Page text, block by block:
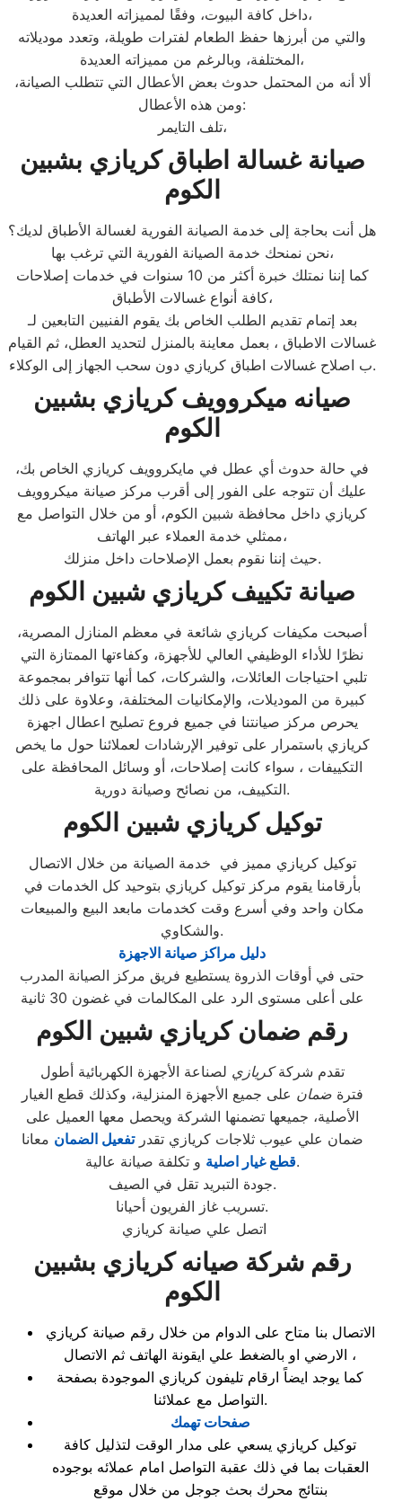
داخل كافة البيوت، وفقًا لمميزاته العديدة،
والتي من أبرزها حفظ الطعام لفترات طويلة، وتعدد موديلاته
المختلفة، وبالرغم من مميزاته العديدة،
ألا أنه من المحتمل حدوث بعض الأعطال التي تتطلب الصيانة،
ومن هذه الأعطال:
تلف التايمر،
صيانة غسالة اطباق كريازي بشبين
الكوم
هل أنت بحاجة إلى خدمة الصيانة الفورية لغسالة الأطباق لديك؟
نحن نمنحك خدمة الصيانة الفورية التي ترغب بها،
كما إننا نمتلك خبرة أكثر من 10 سنوات في خدمات إصلاحات
كافة أنواع غسالات الأطباق،
بعد إتمام تقديم الطلب الخاص بك يقوم الفنيين التابعين لـ
غسالات الاطباق ، بعمل معاينة بالمنزل لتحديد العطل، ثم القيام
ب اصلاح غسالات اطباق كريازي دون سحب الجهاز إلى الوكلاء.
صيانه ميكروويف كريازي بشبين
الكوم
في حالة حدوث أي عطل في مايكروويف كريازي الخاص بك،
عليك أن تتوجه على الفور إلى أقرب مركز صيانة ميكروويف
كريازي داخل محافظة شبين الكوم، أو من خلال التواصل مع
ممثلي خدمة العملاء عبر الهاتف،
حيث إننا نقوم بعمل الإصلاحات داخل منزلك.
صيانة تكييف كريازي شبين الكوم
أصبحت مكيفات كريازي شائعة في معظم المنازل المصرية،
نظرًا للأداء الوظيفي العالي للأجهزة، وكفاءتها الممتازة التي
تلبي احتياجات العائلات، والشركات، كما أنها تتوافر بمجموعة
كبيرة من الموديلات، والإمكانيات المختلفة، وعلاوة على ذلك
يحرص مركز صيانتنا في جميع فروع تصليح اعطال اجهزة
كريازي باستمرار على توفير الإرشادات لعملائنا حول ما يخص
التكييفات ، سواء كانت إصلاحات، أو وسائل المحافظة على
التكييف، من نصائح وصيانة دورية.
توكيل كريازي شبين الكوم
توكيل كريازي مميز في خدمة الصيانة من خلال الاتصال
بأرقامنا يقوم مركز توكيل كريازي بتوحيد كل الخدمات في
مكان واحد وفي أسرع وقت كخدمات مابعد البيع والمبيعات
والشكاوي.
دليل مراكز صيانة الاجهزة
حتى في أوقات الذروة يستطيع فريق مركز الصيانة المدرب
على أعلى مستوى الرد على المكالمات في غضون 30 ثانية
رقم ضمان كريازي شبين الكوم
تقدم شركةكريازي لصناعة الأجهزة الكهربائية أطول
فترةضمان على جميع الأجهزة المنزلية، وكذلك قطع الغيار
الأصلية، جميعها تضمنها الشركة ويحصل معها العميل على
ضمان علي عيوب ثلاجات كريازي تقدرتفعيل الضمان معانا
قطع غيار اصليةو تكلفة صيانة عالية.
جودة التبريد تقل في الصيف.
تسريب غاز الفريون أحيانا.
اتصل علي صيانة كريازي
رقم شركة صيانه كريازي بشبين
الكوم
الاتصال بنا متاح على الدوام من خلال رقم صيانة كريازي
الارضي او بالضغط علي ايقونة الهاتف ثم الاتصال ،
كما يوجد ايضاً ارقام تليفون كريازي الموجودة بصفحة
التواصل مع عملائنا.
صفحات تهمك
توكيل كريازي يسعي على مدار الوقت لتذليل كافة
العقبات بما في ذلك عقبة التواصل امام عملائه بوجوده
بنتائج محرك بحث جوجل من خلال موقع